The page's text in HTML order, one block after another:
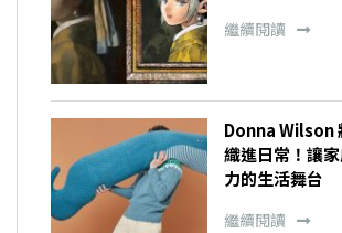
繼續閱讀
Donna Wilson
織進日常！讓
力的生活舞台
繼續閱讀